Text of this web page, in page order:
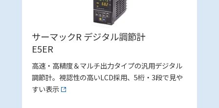
サーマックR デジタル調節計
E5ER
高速・高精度＆マルチ出力タイプの汎用デジタル
調節計。視認性の高いLCD採用、5桁・3段で見や
すい表示